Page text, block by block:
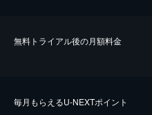
無料トライアル後の⽉額料金
毎⽉もらえるU-NEXTポイント